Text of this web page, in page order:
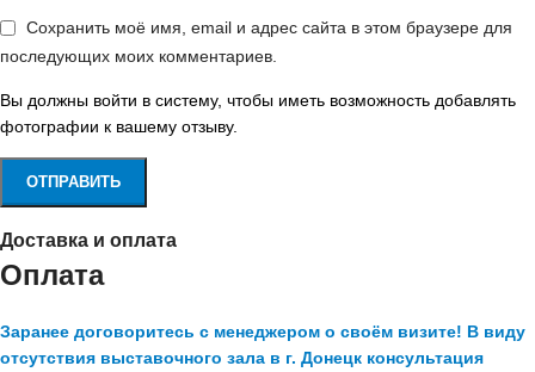
Сохранить моё имя, email и адрес сайта в этом браузере для
последующих моих комментариев.
Вы должны войти в систему, чтобы иметь возможность добавлять
фотографии к вашему отзыву.
Доставка и оплата
Оплата
Заранее договоритесь с менеджером о своём визите! В виду
отсутствия выставочного зала в г. Донецк консультация